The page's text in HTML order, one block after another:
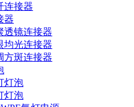
连接器
器
透镜连接器
均光连接器
方斑连接器
灯泡
灯泡